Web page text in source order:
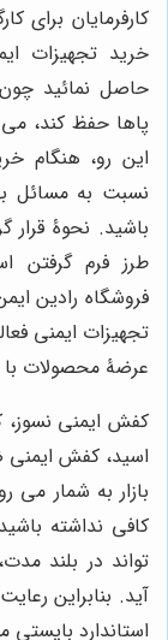
کارفرمایان برای
خرید تجهیزات
حاصل نمائید
پاها حفظ کند،
این رو، هنگام
نسبت به مسائل
باشید. نحوۀ قرار
طرز فرم گرفتن
فروشگاه رادین
تجهیزات ایمنی
عرضۀ محصولات با
کفش ایمنی
اسید، کفش ایمنی
بازار به شمار
کافی نداشته
تواند در بلند
آید. بنابراین
استاندارد